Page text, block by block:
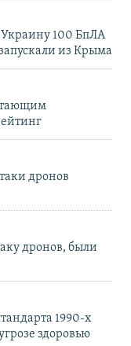
100 БпЛА
из Крыма
дронов
дронов, были
1990-х
здоровью